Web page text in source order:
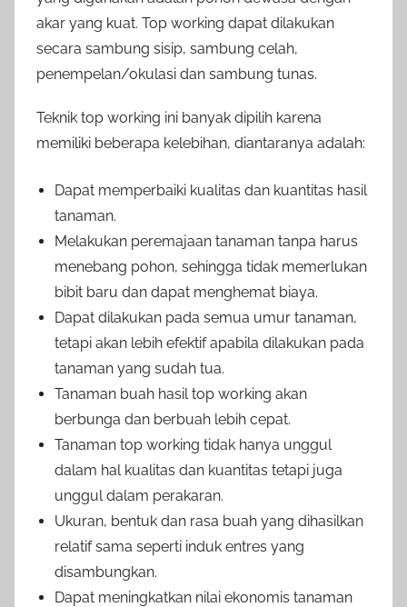
akar yang kuat. Top working dapat dilakukan
secara sambung sisip, sambung celah,
penempelan/okulasi dan sambung tunas.
Teknik top working ini banyak dipilih karena
memiliki beberapa kelebihan, diantaranya adalah:
Dapat memperbaiki kualitas dan kuantitas hasil
tanaman.
Melakukan peremajaan tanaman tanpa harus
menebang pohon, sehingga tidak memerlukan
bibit baru dan dapat menghemat biaya.
Dapat dilakukan pada semua umur tanaman,
tetapi akan lebih efektif apabila dilakukan pada
tanaman yang sudah tua.
Tanaman buah hasil top working akan
berbunga dan berbuah lebih cepat.
Tanaman top working tidak hanya unggul
dalam hal kualitas dan kuantitas tetapi juga
unggul dalam perakaran.
Ukuran, bentuk dan rasa buah yang dihasilkan
relatif sama seperti induk entres yang
disambungkan.
Dapat meningkatkan nilai ekonomis tanaman